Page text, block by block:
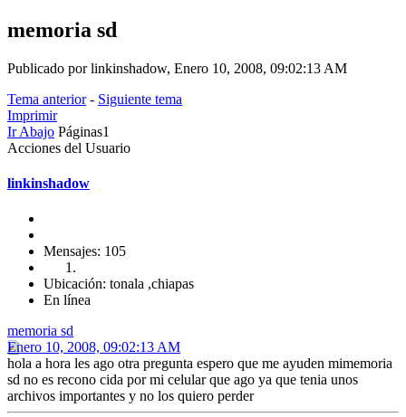
memoria sd
Publicado por linkinshadow, Enero 10, 2008, 09:02:13 AM
Tema anterior- Siguiente tema
Imprimir
Ir Abajo Páginas1
Acciones del Usuario
linkinshadow
Mensajes: 105
Ubicación: tonala ,chiapas
En línea
memoria sd
Enero 10, 2008, 09:02:13 AM
hola a hora les ago otra pregunta espero que me ayuden mimemoria
sd no es recono cida por mi celular que ago ya que tenia unos
archivos importantes y no los quiero perder